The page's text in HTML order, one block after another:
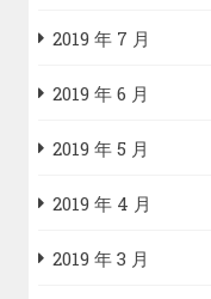
2019 年 7 月
2019 年 6 月
2019 年 5 月
2019 年 4 月
2019 年 3 月